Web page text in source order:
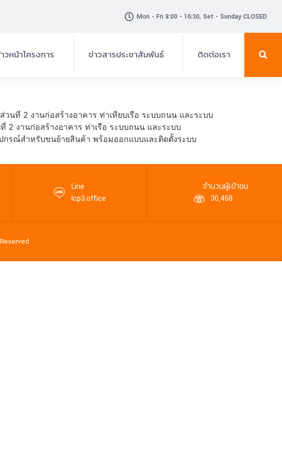
Mon - Fri 8:00 - 16:30, Set - Sunday CLOSED
วหน้าโครงการ ข่าวสารประชาสัมพันธ์
กิจกรรม
ติดต่อเรา
นที่ 2 งานก่อสร้างอาคาร ท่าเทียบเรือ ระบบถนน และระบบ
2 งานก่อสร้างอาคาร ท่าเรือ ระบบถนน และระบบ
กรณ์สำหรับขนย้ายสินค้า พร้อมออกแบบและติดตั้งระบบ
Line
Icp3.office
จำนวนผู้เข้าชม
30,468